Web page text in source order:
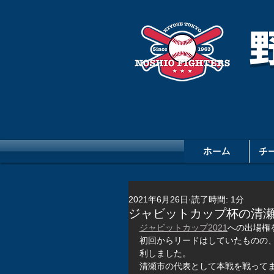
ホーム チ
ジャビットカップ杯の清
2021年6月26日 読了時間: 1分
ジャビットカップ2021への出場権
初回からリードはしていたものの
利しました。
清瀬市の代表として本戦を戦って